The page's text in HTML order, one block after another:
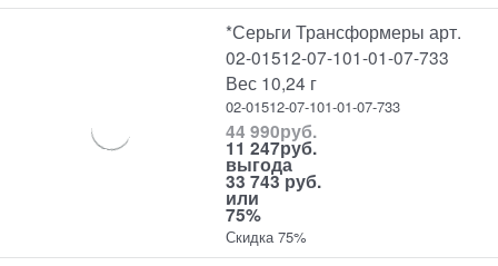
*Серьги Трансформеры арт.
02-01512-07-101-01-07-733
Вес 10,24 г
02-01512-07-101-01-07-733
44 990руб.
11 247руб.
выгода
33 743 руб.
или
75%
Скидка 75%